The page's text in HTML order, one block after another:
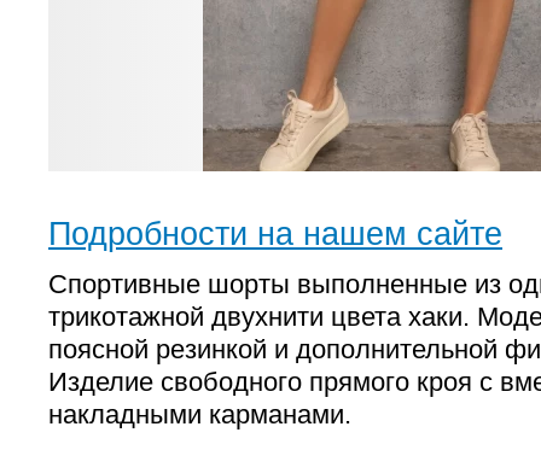
Подробности на нашем сайте
Спортивные шорты выполненные из
трикотажной двухнити цвета хаки.
поясной резинкой и дополнительной
Изделие свободного прямого кроя с
накладными карманами.